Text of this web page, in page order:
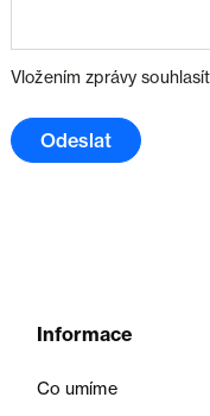
Vložením zprávy
Odeslat
Informace
Co umíme